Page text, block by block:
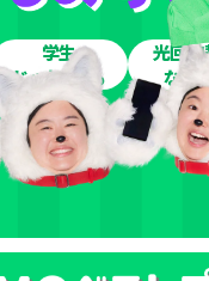
学生
じゃなくても
光回
なしで